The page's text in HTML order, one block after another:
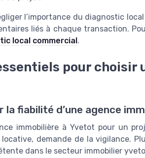
l’importance du diagnostic
liés à chaque transaction.
local commercial .
pour choisir
la fiabilité d’une agence
immobilière à Yvetot pour un
demande de la vigilance.
dans le secteur immobilier